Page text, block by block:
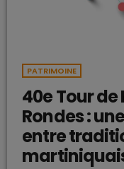
PATRIMOINE
40e Tour
Rondes :
entre